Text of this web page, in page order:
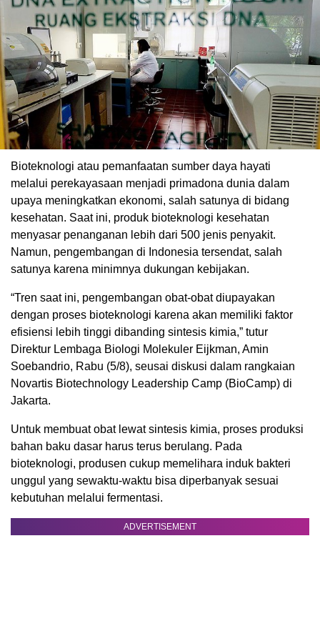
Bioteknologi atau pemanfaatan sumber daya hayati
melalui perekayasaan menjadi primadona dunia dalam
upaya meningkatkan ekonomi, salah satunya di bidang
kesehatan. Saat ini, produk bioteknologi kesehatan
menyasar penanganan lebih dari 500 jenis penyakit.
Namun, pengembangan di Indonesia tersendat, salah
satunya karena minimnya dukungan kebijakan.
“Tren saat ini, pengembangan obat-obat diupayakan
dengan proses bioteknologi karena akan memiliki faktor
efisiensi lebih tinggi dibanding sintesis kimia,” tutur
Direktur Lembaga Biologi Molekuler Eijkman, Amin
Soebandrio, Rabu (5/8), seusai diskusi dalam rangkaian
Novartis Biotechnology Leadership Camp (BioCamp) di
Jakarta.
Untuk membuat obat lewat sintesis kimia, proses produksi
bahan baku dasar harus terus berulang. Pada
bioteknologi, produsen cukup memelihara induk bakteri
unggul yang sewaktu-waktu bisa diperbanyak sesuai
kebutuhan melalui fermentasi.
ADVERTISEMENT